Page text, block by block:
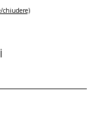
chiudere)